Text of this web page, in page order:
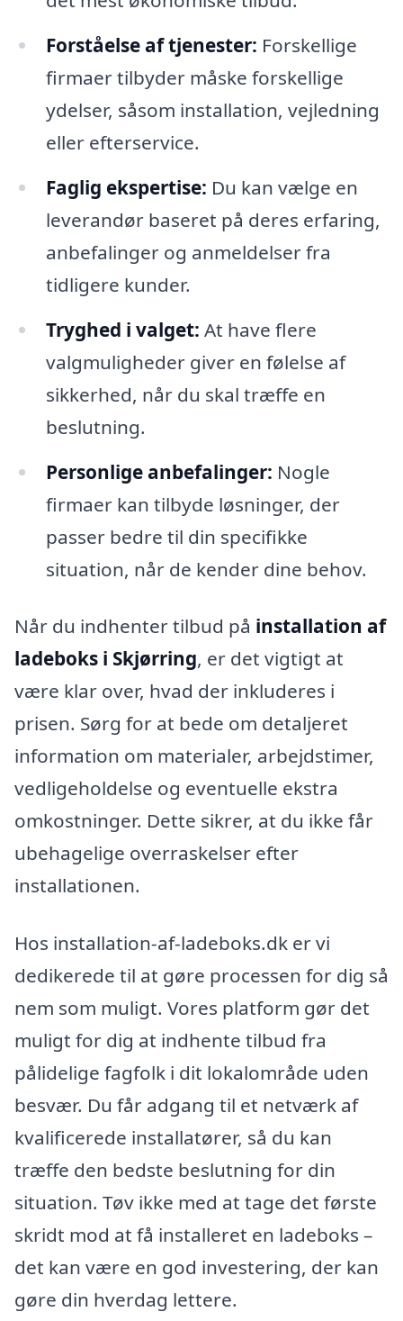
Forståelse af tjenester: Forskellige
firmaer tilbyder måske forskellige
ydelser, såsom installation, vejledning
eller efterservice.
Faglig ekspertise: Du kan vælge en
leverandør baseret på deres erfaring,
anbefalinger og anmeldelser fra
tidligere kunder.
Tryghed i valget: At have flere
valgmuligheder giver en følelse af
sikkerhed, når du skal træffe en
beslutning.
Personlige anbefalinger: Nogle
firmaer kan tilbyde løsninger, der
passer bedre til din specifikke
situation, når de kender dine behov.
Når du indhenter tilbud på installation af
ladeboks i Skjørring, er det vigtigt at
være klar over, hvad der inkluderes i
prisen. Sørg for at bede om detaljeret
information om materialer, arbejdstimer,
vedligeholdelse og eventuelle ekstra
omkostninger. Dette sikrer, at du ikke får
ubehagelige overraskelser efter
installationen.
Hos installation-af-ladeboks.dk er vi
dedikerede til at gøre processen for dig så
nem som muligt. Vores platform gør det
muligt for dig at indhente tilbud fra
pålidelige fagfolk i dit lokalområde uden
besvær. Du får adgang til et netværk af
kvalificerede installatører, så du kan
træffe den bedste beslutning for din
situation. Tøv ikke med at tage det første
skridt mod at få installeret en ladeboks –
det kan være en god investering, der kan
gøre din hverdag lettere.